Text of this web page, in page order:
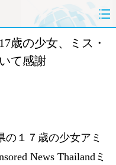
経済
歳の少女、ミス・
て感謝
の１７歳の少女アミ
News Thailandミ